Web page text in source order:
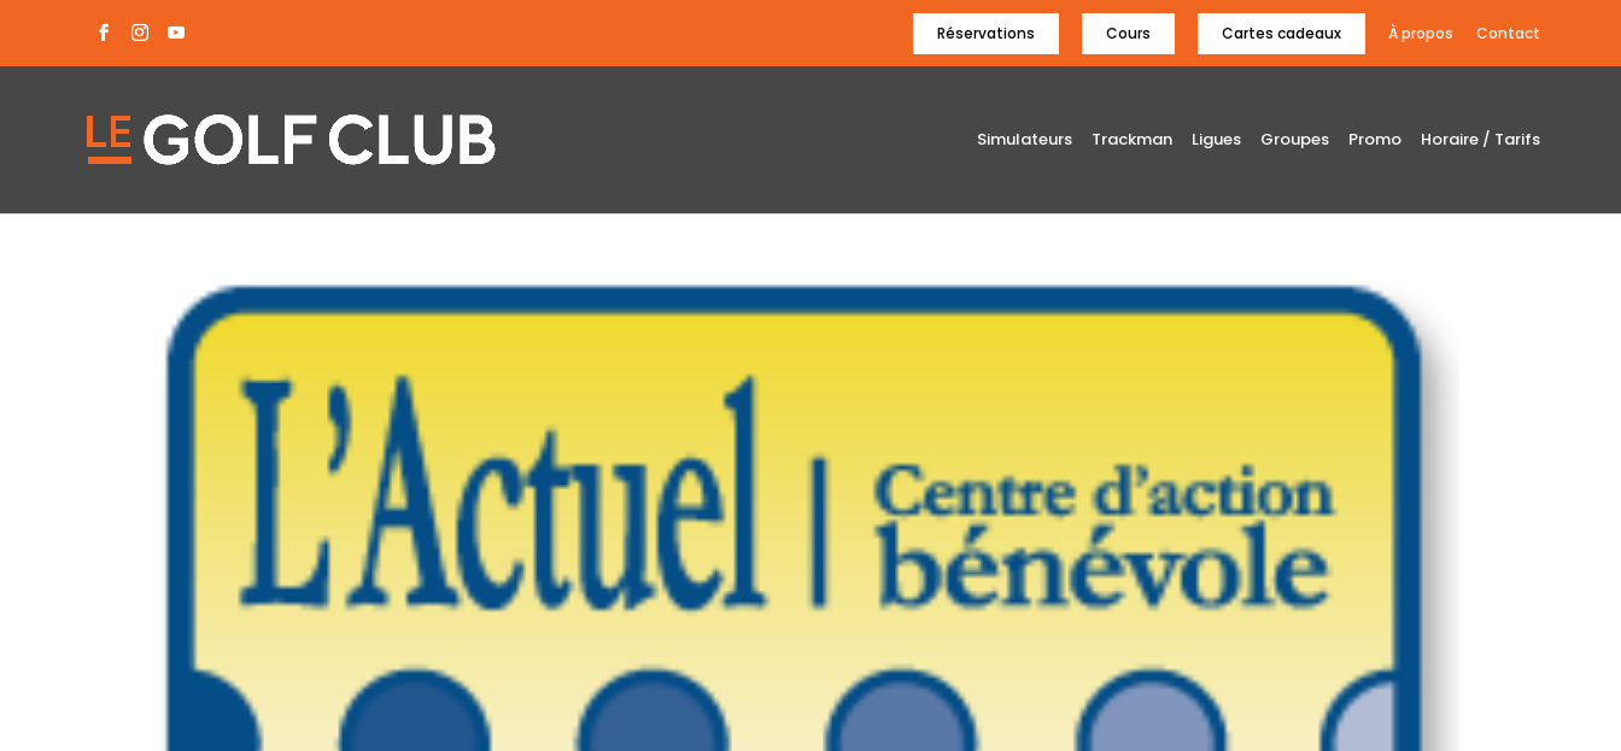
Réservations Cours Cartes cadeaux À propos Contact
Simulateurs Trackman Ligues Groupes Promo Horaire / Tarifs